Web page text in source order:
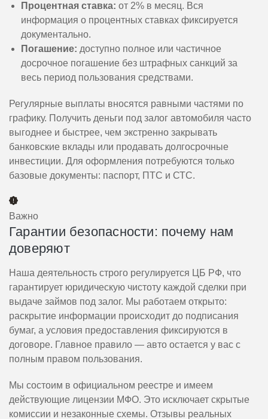
Процентная ставка: от 2% в месяц. Вся
информация о процентных ставках фиксируется
документально.
Погашение: доступно полное или частичное
досрочное погашение без штрафных санкций за
весь период пользования средствами.
Регулярные выплаты вносятся равными частями по
графику. Получить деньги под залог автомобиля часто
выгоднее и быстрее, чем экстренно закрывать
банковские вклады или продавать долгосрочные
инвестиции. Для оформления потребуются только
базовые документы: паспорт, ПТС и СТС.
Важно
Гарантии безопасности: почему нам
доверяют
Наша деятельность строго регулируется ЦБ РФ, что
гарантирует юридическую чистоту каждой сделки при
выдаче займов под залог. Мы работаем открыто:
раскрытие информации происходит до подписания
бумаг, а условия предоставления фиксируются в
договоре. Главное правило — авто остается у вас с
полным правом пользования.
Мы состоим в официальном реестре и имеем
действующие лицензии МФО. Это исключает скрытые
комиссии и незаконные схемы. Отзывы реальных